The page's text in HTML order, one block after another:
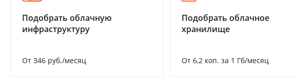
Подобрать облачную
инфраструктуру
От 346 руб./месяц
Подобрать облачное
хранилище
От 6,2 коп. за 1 Гб/месяц